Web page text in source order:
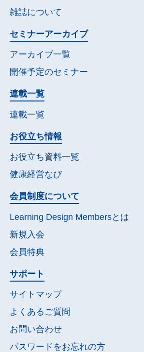
雑誌について
セミナーアーカイブ
アーカイブ一覧
開催予定のセミナー
連載一覧
連載一覧
お役立ち情報
お役立ち資料一覧
健康経営なび
会員制度について
Learning Design Membersとは
新規入会
会員特典
サポート
サイトマップ
よくあるご質問
お問い合わせ
パスワードをお忘れの方